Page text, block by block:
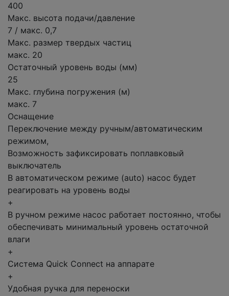
400
Макс. высота подачи/давление
7 / макс. 0,7
Макс. размер твердых частиц
макс. 20
Остаточный уровень воды (мм)
25
Макс. глубина погружения (м)
макс. 7
Оснащение
Переключение между ручным/автоматическим
режимом,
Возможность зафиксировать поплавковый
выключатель
В автоматическом режиме (auto) насос будет
реагировать на уровень воды
+
В ручном режиме насос работает постоянно, чтобы
обеспечивать минимальный уровень остаточной
влаги
+
Система Quick Connect на аппарате
+
Удобная ручка для переноски